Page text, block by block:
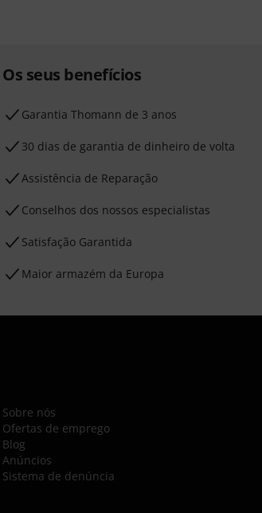
Os seus benefícios
Garantia Thomann de 3 anos
30 dias de garantia de dinheiro de volta
Assistência de Reparação
Conselhos dos nossos especialistas
Satisfação Garantida
Maior armazém da Europa
Sobre nós
Ofertas de emprego
Blog
Anúncios
Sistema de denúncia